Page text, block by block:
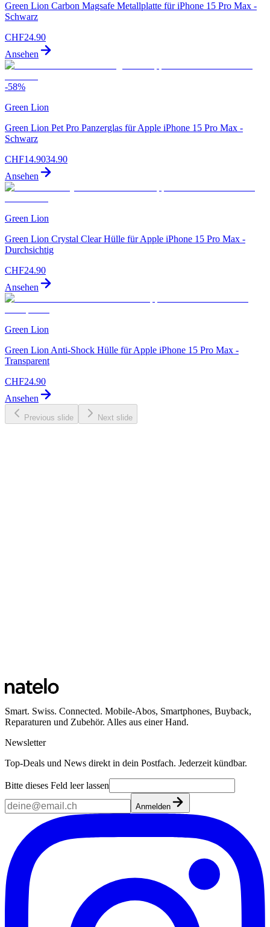
Green Lion Carbon Magsafe Metallplatte für iPhone 15 Pro Max -
Schwarz
CHF24.90
Ansehen
-58%
Green Lion
Green Lion Pet Pro Panzerglas für Apple iPhone 15 Pro Max -
Schwarz
CHF14.9034.90
Ansehen
Green Lion
Green Lion Crystal Clear Hülle für Apple iPhone 15 Pro Max -
Durchsichtig
CHF24.90
Ansehen
Green Lion
Green Lion Anti-Shock Hülle für Apple iPhone 15 Pro Max -
Transparent
CHF24.90
Ansehen
Previous slide Next slide
Smart. Swiss. Connected. Mobile-Abos, Smartphones, Buyback,
Reparaturen und Zubehör. Alles aus einer Hand.
Newsletter
Top-Deals und News direkt in dein Postfach. Jederzeit kündbar.
Bitte dieses Feld leer lassen
Anmelden